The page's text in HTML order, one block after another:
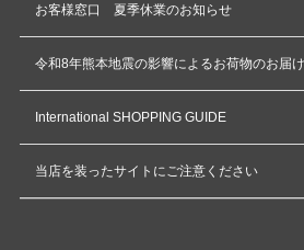
お客様窓口 夏季休業のお知らせ
令和8年熊本地震の影響によるお荷物のお届
International SHOPPING GUIDE
当店を装ったサイトにご注意ください